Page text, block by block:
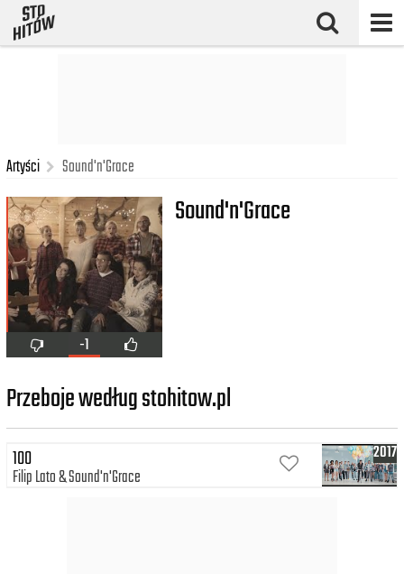
Artyści Sound'n'Grace
-1
Sound'n'Grace
Przeboje według stohitow.pl
2017
100
Filip Lato Sound'n'Grace